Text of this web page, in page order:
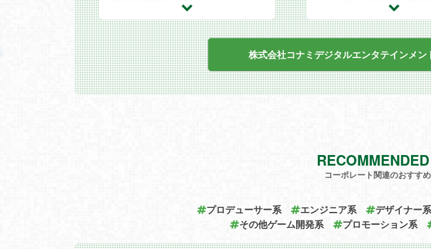
・社内外ディレクション業務全般
ー・協業先など）
・クライアントとの契約
・他社や他部署との折衝（宣伝部との連携
など）
・ユーザー動向の分析とそれに基づく企画
立案
・スケジュール管理
トを推進する、いわば司令塔。
制作工程の設計、進捗管理はもちろん、メ
ンバーアサイン、予算管理、各種契約関係
に関わり、コンテンツのクオリティに責任
整、ルールの整備など、主にゲ
アイデア一つで世界中のユー
していきましょう！
株式会社コナミデジタルエンタテインメン
コーポレート関連のおすす
プロデューサー系 エンジニア系 デザイナー系
その他ゲーム開発系
プロモーション系